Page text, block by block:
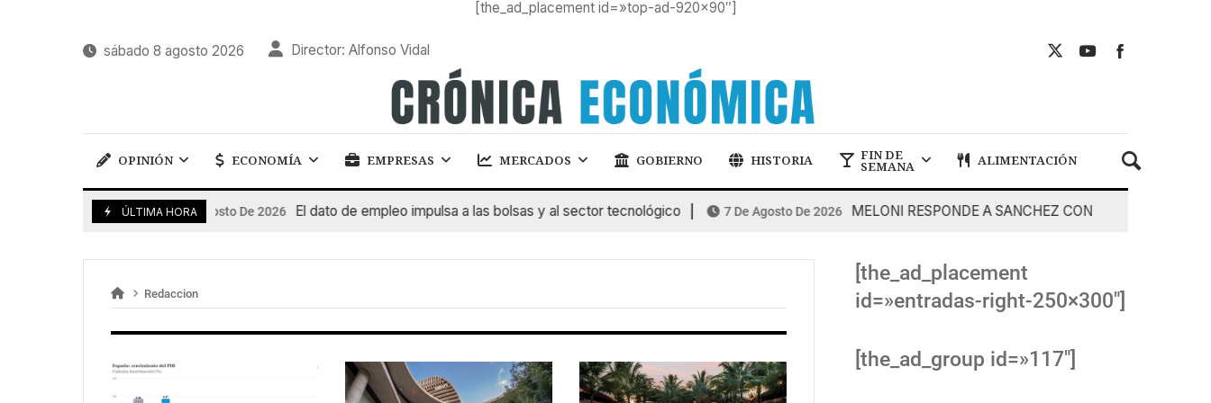
[the_ad_placement id=»top-ad-920×90″]
sábado 8 agosto 2026 Director: Alfonso Vidal
OPINIÓN ECONOMÍA EMPRESAS MERCADOS GOBIERNO HISTORIA FIN DE
SEMANA ALIMENTACIÓN
ÚLTIMA HORA
7 De Agosto De 2026 El dato de empleo impulsa a las bolsas y al sector tecnológico 7 De Agosto De 2026 MELONI RESPONDE A SANCHEZ CON DUREZA
Redaccion
[the_ad_placement
id=»entradas-right-250×300″]
[the_ad_group id=»117″]